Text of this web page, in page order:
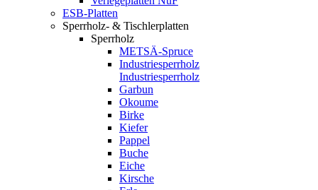
ESB-Platten
Sperrholz- & Tischlerplatten
Sperrholz
METSÄ-Spruce
Industriesperrholz
Industriesperrholz
Garbun
Okoume
Birke
Kiefer
Pappel
Buche
Eiche
Kirsche